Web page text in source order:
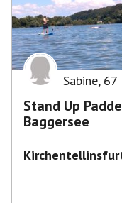
Sabine, 67
Stand Up
Baggersee